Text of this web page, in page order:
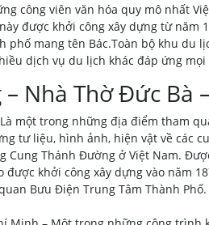
công viên văn hóa quy mô nhất
được khởi công xây dựng từ
mang tên Bác.Toàn bộ khu du
dịch vụ du lịch khác đáp ứng
Nhà Thờ Đức Bà
một trong những địa điểm tham
tư liệu, hình ảnh, hiện vật về các
Cung Thánh Đường ở Việt Nam.
khởi công xây dựng vào năm
Bưu Điện Trung Tâm Thành